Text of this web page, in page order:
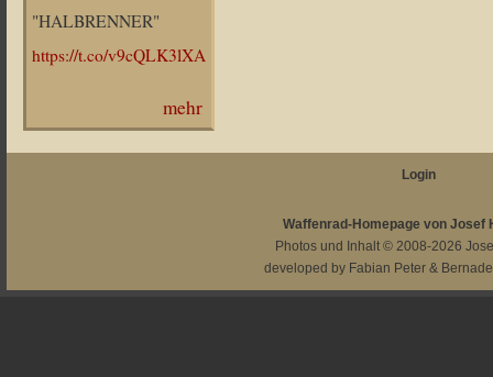
"HALBRENNER"
https://t.co/v9cQLK3lXA
mehr
Login
Waffenrad-Homepage von Josef
Photos und Inhalt © 2008-2026
developed by Fabian Peter &